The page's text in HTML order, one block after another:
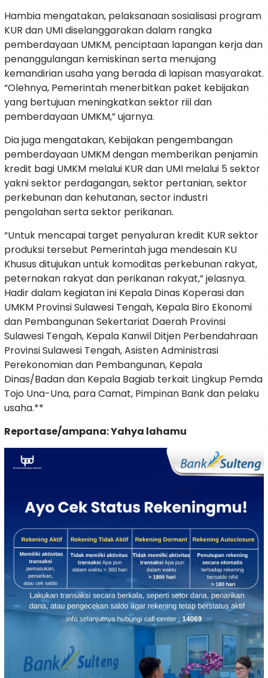
Hambia mengatakan, pelaksanaan sosialisasi program
KUR dan UMI diselanggarakan dalam rangka
pemberdayaan UMKM, penciptaan lapangan kerja dan
penanggulangan kemiskinan serta menujang
kemandirian usaha yang berada di lapisan masyarakat.
“Olehnya, Pemerintah menerbitkan paket kebijakan
yang bertujuan meningkatkan sektor riil dan
pemberdayaan UMKM,” ujarnya.
Dia juga mengatakan, Kebijakan pengembangan
pemberdayaan UMKM dengan memberikan penjamin
kredit bagi UMKM melalui KUR dan UMI melalui 5 sektor
yakni sektor perdagangan, sektor pertanian, sektor
perkebunan dan kehutanan, sector industri
pengolahan serta sektor perikanan.
“Untuk mencapai target penyaluran kredit KUR sektor
produksi tersebut Pemerintah juga mendesain KU
Khusus ditujukan untuk komoditas perkebunan rakyat,
peternakan rakyat dan perikanan rakyat,” jelasnya.
Hadir dalam kegiatan ini Kepala Dinas Koperasi dan
UMKM Provinsi Sulawesi Tengah, Kepala Biro Ekonomi
dan Pembangunan Sekertariat Daerah Provinsi
Sulawesi Tengah, Kepala Kanwil Ditjen Perbendahraan
Provinsi Sulawesi Tengah, Asisten Administrasi
Perekonomian dan Pembangunan, Kepala
Dinas/Badan dan Kepala Bagiab terkait Lingkup Pemda
Tojo Una-Una, para Camat, Pimpinan Bank dan pelaku
usaha.**
Reportase/ampana: Yahya lahamu